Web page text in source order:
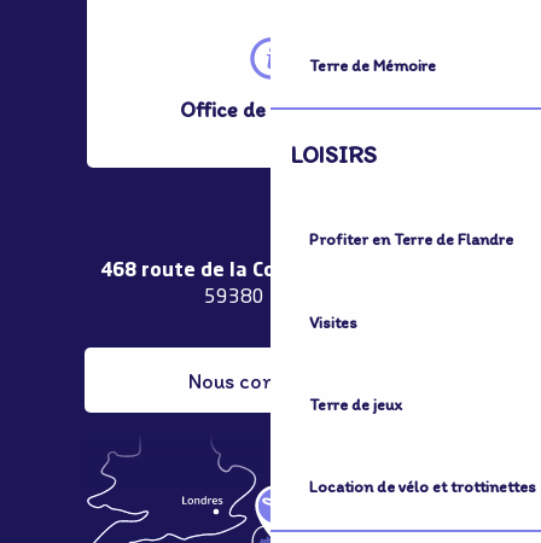
Terre de Mémoire
LOISIRS
Profiter en Terre de Flandre
Visites
Terre de jeux
Location de vélo et trottinettes
Office de Tourisme
468 route de la Couronne de Bierne
59380 Bergues
Nous contacter